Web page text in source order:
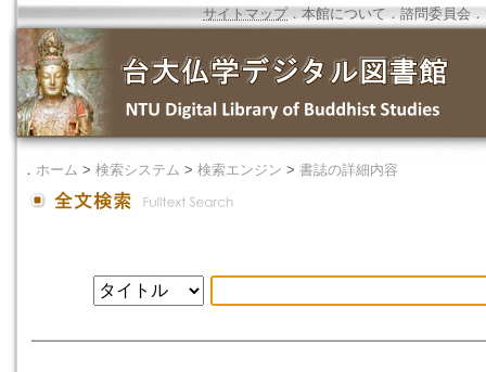
サイトマップ．本館について ． 諮問委員会 ．
． ホーム > 検索システム > 検索エンジン > 書誌の詳細内容